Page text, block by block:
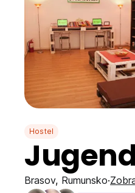
Hostel
Brasov, Rumunsko